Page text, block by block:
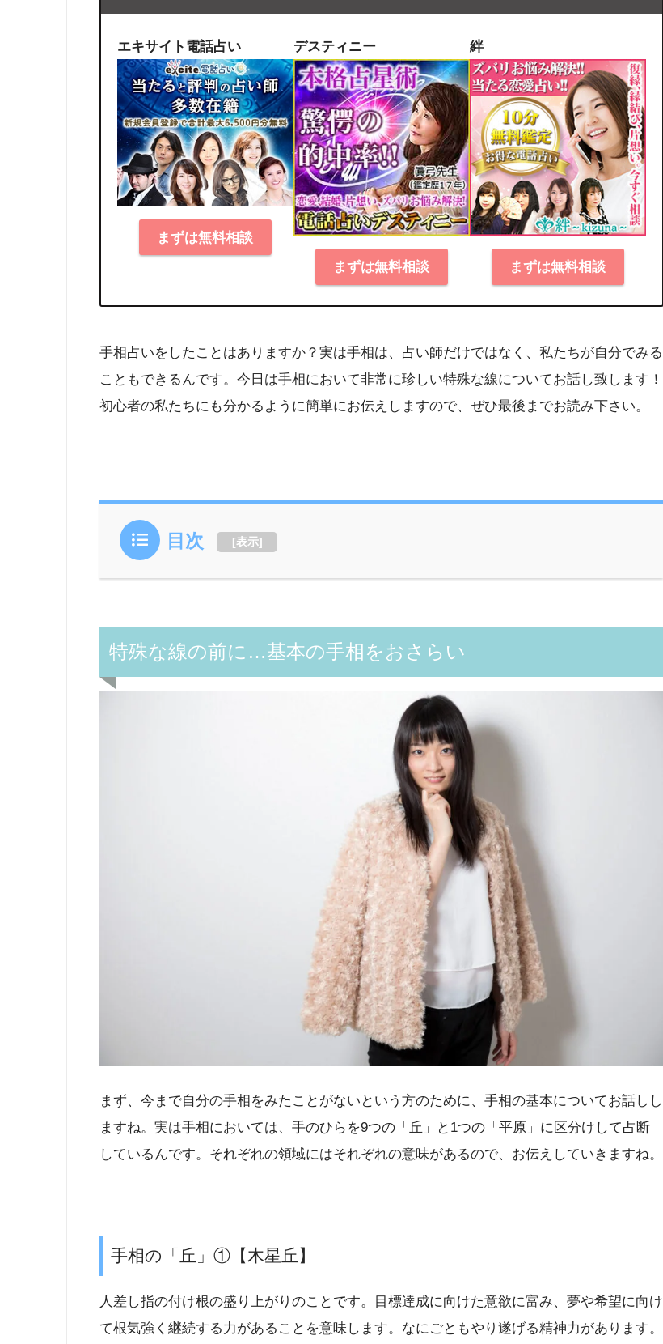
エキサイト電話占い
まずは無料相談
デスティニー
まずは無料相談
絆
まずは無料相談
手相占いをしたことはありますか？実は手相は、占い師だけではなく、私たちが自分でみる
こともできるんです。今日は手相において非常に珍しい特殊な線についてお話し致します！
初心者の私たちにも分かるように簡単にお伝えしますので、ぜひ最後までお読み下さい。
目次 [表示]
特殊な線の前に…基本の手相をおさらい
まず、今まで自分の手相をみたことがないという方のために、手相の基本についてお話しし
ますね。実は手相においては、手のひらを9つの「丘」と1つの「平原」に区分けして占断
しているんです。それぞれの領域にはそれぞれの意味があるので、お伝えしていきますね。
手相の「丘」①【木星丘】
人差し指の付け根の盛り上がりのことです。目標達成に向けた意欲に富み、夢や希望に向け
て根気強く継続する力があることを意味します。なにごともやり遂げる精神力があります。